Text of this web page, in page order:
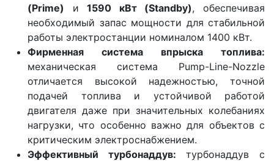
(Prime) и1590 кВт (Standby), обеспечивая
необходимый запас мощности для стабильной
работы электростанции номиналом 1400 кВт.
Фирменная система впрыска топлива:
механическая система Pump-Line-Nozzle
отличается высокой надежностью, точной
подачей топлива и устойчивой работой
двигателя даже при значительных колебаниях
нагрузки, что особенно важно для объектов с
критическим электроснабжением.
Эффективный турбонаддув: турбонаддув с